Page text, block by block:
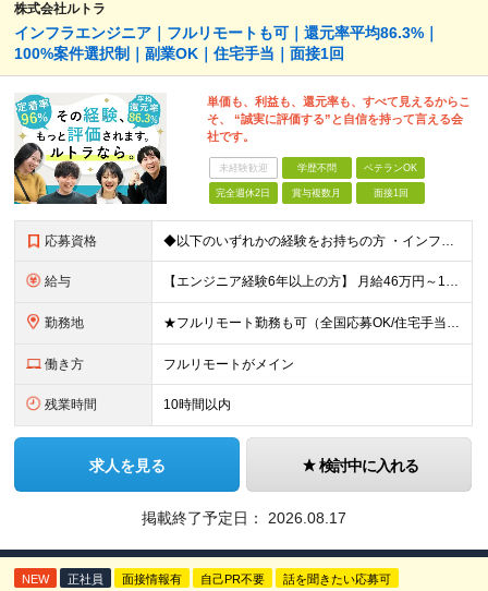
株式会社ルトラ
インフラエンジニア｜フルリモートも可｜還元率平均86.3%｜
100%案件選択制｜副業OK｜住宅手当｜面接1回
単価も、利益も、還元率も、すべて見えるからこ
そ、 “誠実に評価する”と自信を持って言える会
社です。
未経験歓迎 学歴不問 ベテランOK
完全週休2日 賞与複数月 面接1回
応募資格 ◆以下のいずれかの経験をお持ちの方 ・インフラ設計・構築の実務経験（オンプレ/クラウドどちらもOK） ・クラウド環境下での運用保守に関する実務経験 ◆学歴不問 ＜こんな方は特に歓迎します＞ ◎これま
給与 【エンジニア経験6年以上の方】 月給46万円～100万円（固定残業代含む） ※上記月給には月30時間分の固定残業代（月8万7,400円～月19万円）を含む。超過分は全額支給。 【エンジニア経験4年以
勤務地 ★フルリモート勤務も可（全国応募OK/住宅手当を支給します） ※案件によって常駐が必要になる場合があります。 ※希望がない限り、転勤はありません ※U・Iターン歓迎 ★ルトラの社員は全国各地で活躍中
働き方 フルリモートがメイン
残業時間 10時間以内
求人を見る 検討中に入れる
掲載終了予定日： 2026.08.17
NEW 正社員 面接情報有 自己PR不要 話を聞きたい応募可